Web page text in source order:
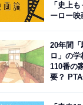
「史上
ーロー映
20年間
ロ」の
110番の
要？